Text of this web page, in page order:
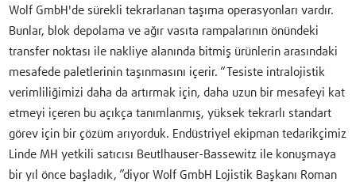
Wolf GmbH'de sürekli tekrarlanan taşıma operasyonları vardır.
Bunlar, blok depolama ve ağır vasıta rampalarının önündeki
transfer noktası ile nakliye alanında bitmiş ürünlerin arasındaki
mesafede paletlerinin taşınmasını içerir. “Tesiste intralojistik
verimliliğimizi daha da artırmak için, daha uzun bir mesafeyi kat
etmeyi içeren bu açıkça tanımlanmış, yüksek tekrarlı standart
görev için bir çözüm arıyorduk. Endüstriyel ekipman tedarikçimiz
Linde MH yetkili satıcısı Beutlhauser-Bassewitz ile konuşmaya
bir yıl önce başladık, ”diyor Wolf GmbH Lojistik Başkanı Roman